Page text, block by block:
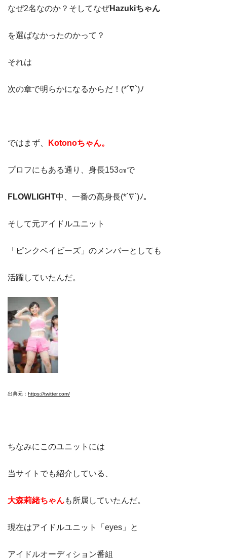
なぜ2名なのか？そしてなぜHazukiちゃん
を選ばなかったのかって？
それは
次の章で明らかになるからだ！(*´∇`)ﾉ
ではまず、 Kotonoちゃん。
プロフにもある通り、身長153㎝で
FLOWLIGHT中、一番の高身長(*´∇`)ﾉ。
そして元アイドルユニット
「ピンクベイビーズ」のメンバーとしても
活躍していたんだ。
出典元： https://twitter.com/
ちなみにこのユニットには
当サイトでも紹介している、
大森莉緒ちゃんも所属していたんだ。
現在はアイドルユニット「eyes」と
アイドルオーディション番組